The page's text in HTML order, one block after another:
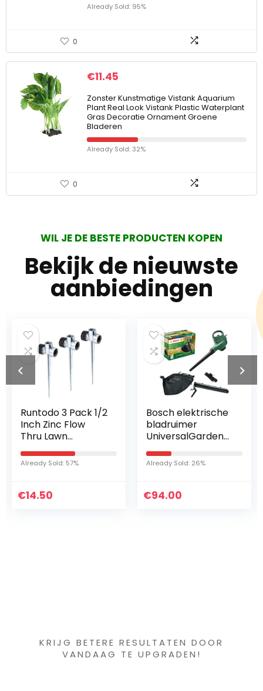
Already Sold: 95%
0
€11.45
Zonster Kunstmatige Vistank Aquarium
Plant Real Look Vistank Plastic Waterplant
Gras Decoratie Ornament Groene
Bladeren
Already Sold: 32%
0
WIL JE DE BESTE PRODUCTEN KOPEN
Bekijk de nieuwste
aanbiedingen
Bosch elektrische
bladruimer
UniversalGardenTi
dy 2300 (2300 W,
opvangzak 45 l,
variabel toerental,
Already Sold: 26%
€94.00
4282-400-1305
Bobine
42824001305 Past
Voor Stihl BR600
BR500 BR550
Rugzak Bladblazer
Already Sold: 55%
€21.07
KRIJG BETERE RESULTATEN DOOR
VANDAAG TE UPGRADEN!